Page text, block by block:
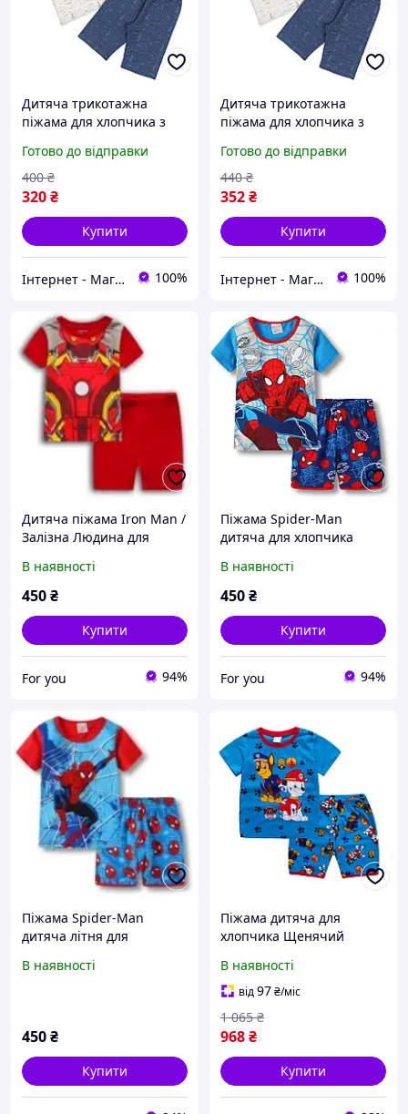
Дитяча трикотажна
піжама для хлопчика з
98-104см, 2-3 роки,
Donella
Готово до відправки
320₴
400 ₴
Купити
Інтернет - Магазин "Луняшка" 100%
Дитяча трикотажна
піжама для хлопчика з
110-116см, 4-5 років,
Donella, Туреччина
Готово до відправки
352₴
440 ₴
Купити
Інтернет - Магазин "Луняшка" 100%
Дитяча піжама Iron Man /
Залізна Людина для
футболка та шорти 100 см
В наявності
450₴
Купити
For you 94%
Піжама Spider-Man
дитяча для хлопчика
Павук футболка та шорти
домашній костюм 100 см
В наявності
450₴
Купити
For you 94%
Піжама Spider-Man
дитяча літня для
та шорти Людина Павук
В наявності
450₴
Купити
Піжама дитяча для
хлопчика Щенячий
(Синій 100см)
В наявності
від97₴/міс
968₴
1 065 ₴
Купити